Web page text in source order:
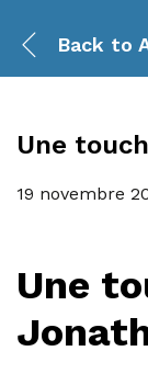
Back to
Une
19 novembre
Une